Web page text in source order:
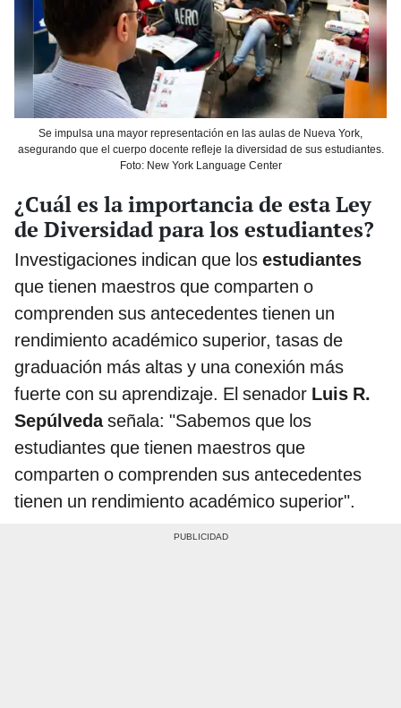
Se impulsa una mayor representación en las aulas de Nueva York,
asegurando que el cuerpo docente refleje la diversidad de sus estudiantes.
Foto: New York Language Center
¿Cuál es la importancia de esta Ley
de Diversidad para los estudiantes?
Investigaciones indican que los estudiantes
que tienen maestros que comparten o
comprenden sus antecedentes tienen un
rendimiento académico superior, tasas de
graduación más altas y una conexión más
fuerte con su aprendizaje. El senador Luis R.
Sepúlvedaseñala: "Sabemos que los
estudiantes que tienen maestros que
comparten o comprenden sus antecedentes
tienen un rendimiento académico superior". ​